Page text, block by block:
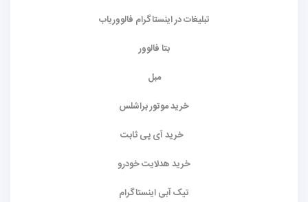
تبلیغات در اینستاگرام فالووریاب
بتا فالوور
مبل
خرید موتور براشلس
خرید آی پی ثابت
خرید هدلایت خودرو
تیک آبی اینستاگرام